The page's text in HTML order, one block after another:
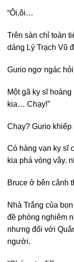
“Ôi,ôi…
Trên sàn chỉ toàn
dáng Lý Trạch Vũ
Gurio ngơ ngác
Một gã ky sĩ
kia… Chạy!”
Chạy? Gurio khϊếp
Có hàng vạn ky sĩ
kia phá vòng vây.
Bruce ở bên cảnh
Nhà Trắng của
đề phòng nghiêm
nhưng đối với
người.